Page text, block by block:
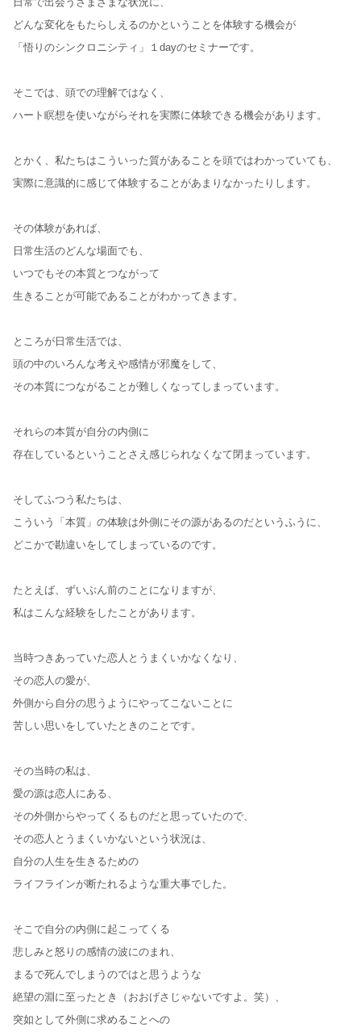
どんな変化をもたらしえるのかということを体験する機会が
「悟りのシンクロニシティ」１dayのセミナーです。
そこでは、頭での理解ではなく、
ハート瞑想を使いながらそれを実際に体験できる機会があります。
とかく、私たちはこういった質があることを頭ではわかっていても、
実際に意識的に感じて体験することがあまりなかったりします。
その体験があれば、
日常生活のどんな場面でも、
いつでもその本質とつながって
生きることが可能であることがわかってきます。
ところが日常生活では、
頭の中のいろんな考えや感情が邪魔をして、
その本質につながることが難しくなってしまっています。
それらの本質が自分の内側に
存在しているということさえ感じられなくなて閉まっています。
そしてふつう私たちは、
こういう「本質」の体験は外側にその源があるのだというふうに、
どこかで勘違いをしてしまっているのです。
たとえば、ずいぶん前のことになりますが、
私はこんな経験をしたことがあります。
当時つきあっていた恋人とうまくいかなくなり、
その恋人の愛が、
外側から自分の思うようにやってこないことに
苦しい思いをしていたときのことです。
その当時の私は、
愛の源は恋人にある、
その外側からやってくるものだと思っていたので、
その恋人とうまくいかないという状況は、
自分の人生を生きるための
ライフラインが断たれるような重大事でした。
そこで自分の内側に起こってくる
悲しみと怒りの感情の波にのまれ、
まるで死んでしまうのではと思うような
絶望の淵に至ったとき（おおげさじゃないですよ。笑）、
突如として外側に求めることへの